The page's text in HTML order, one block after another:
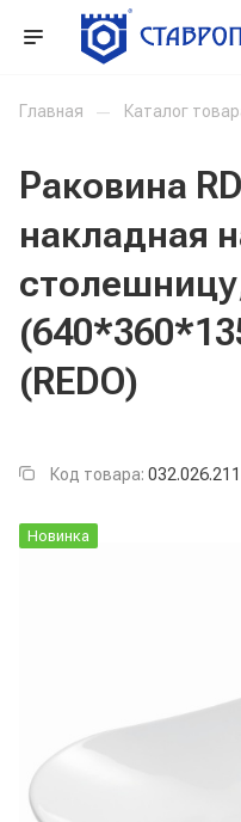
Главная — Каталог
Раковина
накладная
(REDO)
Код товара: 032.026.211
Новинка